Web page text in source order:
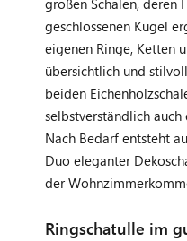
geschlossenen Kugel
eigenen Ringe, Ketten
übersichtlich und
beiden
selbstverständlich
Nach Bedarf entsteht
Duo eleganter
der
Ringschatulle im